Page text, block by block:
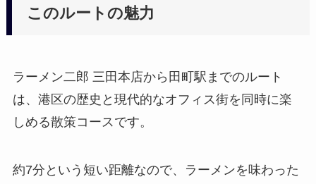
このルートの魅力
ラーメン二郎 三田本店から田町駅までのルート
は、港区の歴史と現代的なオフィス街を同時に楽
しめる散策コースです。
約7分という短い距離なので、ラーメンを味わった